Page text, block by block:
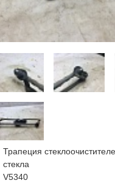
Трапеция
стекла
V5340